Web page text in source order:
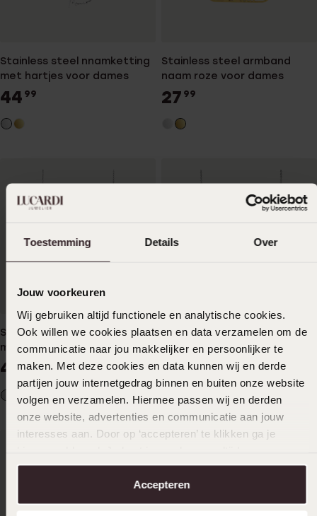
Toestemming Details Over
Jouw voorkeuren
Wij gebruiken altijd functionele en analytische cookies.
Ook willen we cookies plaatsen en data verzamelen om de
communicatie naar jou makkelijker en persoonlijker te
maken. Met deze cookies en data kunnen wij en derde
partijen jouw internetgedrag binnen en buiten onze website
volgen en verzamelen. Hiermee passen wij en derden
onze website, advertenties en communicatie aan jouw
interesses aan. Door op ‘accepteren’ te klikken ga je
aanpassen. Lees er meer over in onscookiebeleid.
Accepteren
Stainless steel nnamketting
met hartjes voor dames
44 99
Stainless steel armband
naam roze voor dames
27 99
Stainless steel nnamketting
met hartjes voor dames
4499
Stainless steel naamketting
letters voor dames
39 99